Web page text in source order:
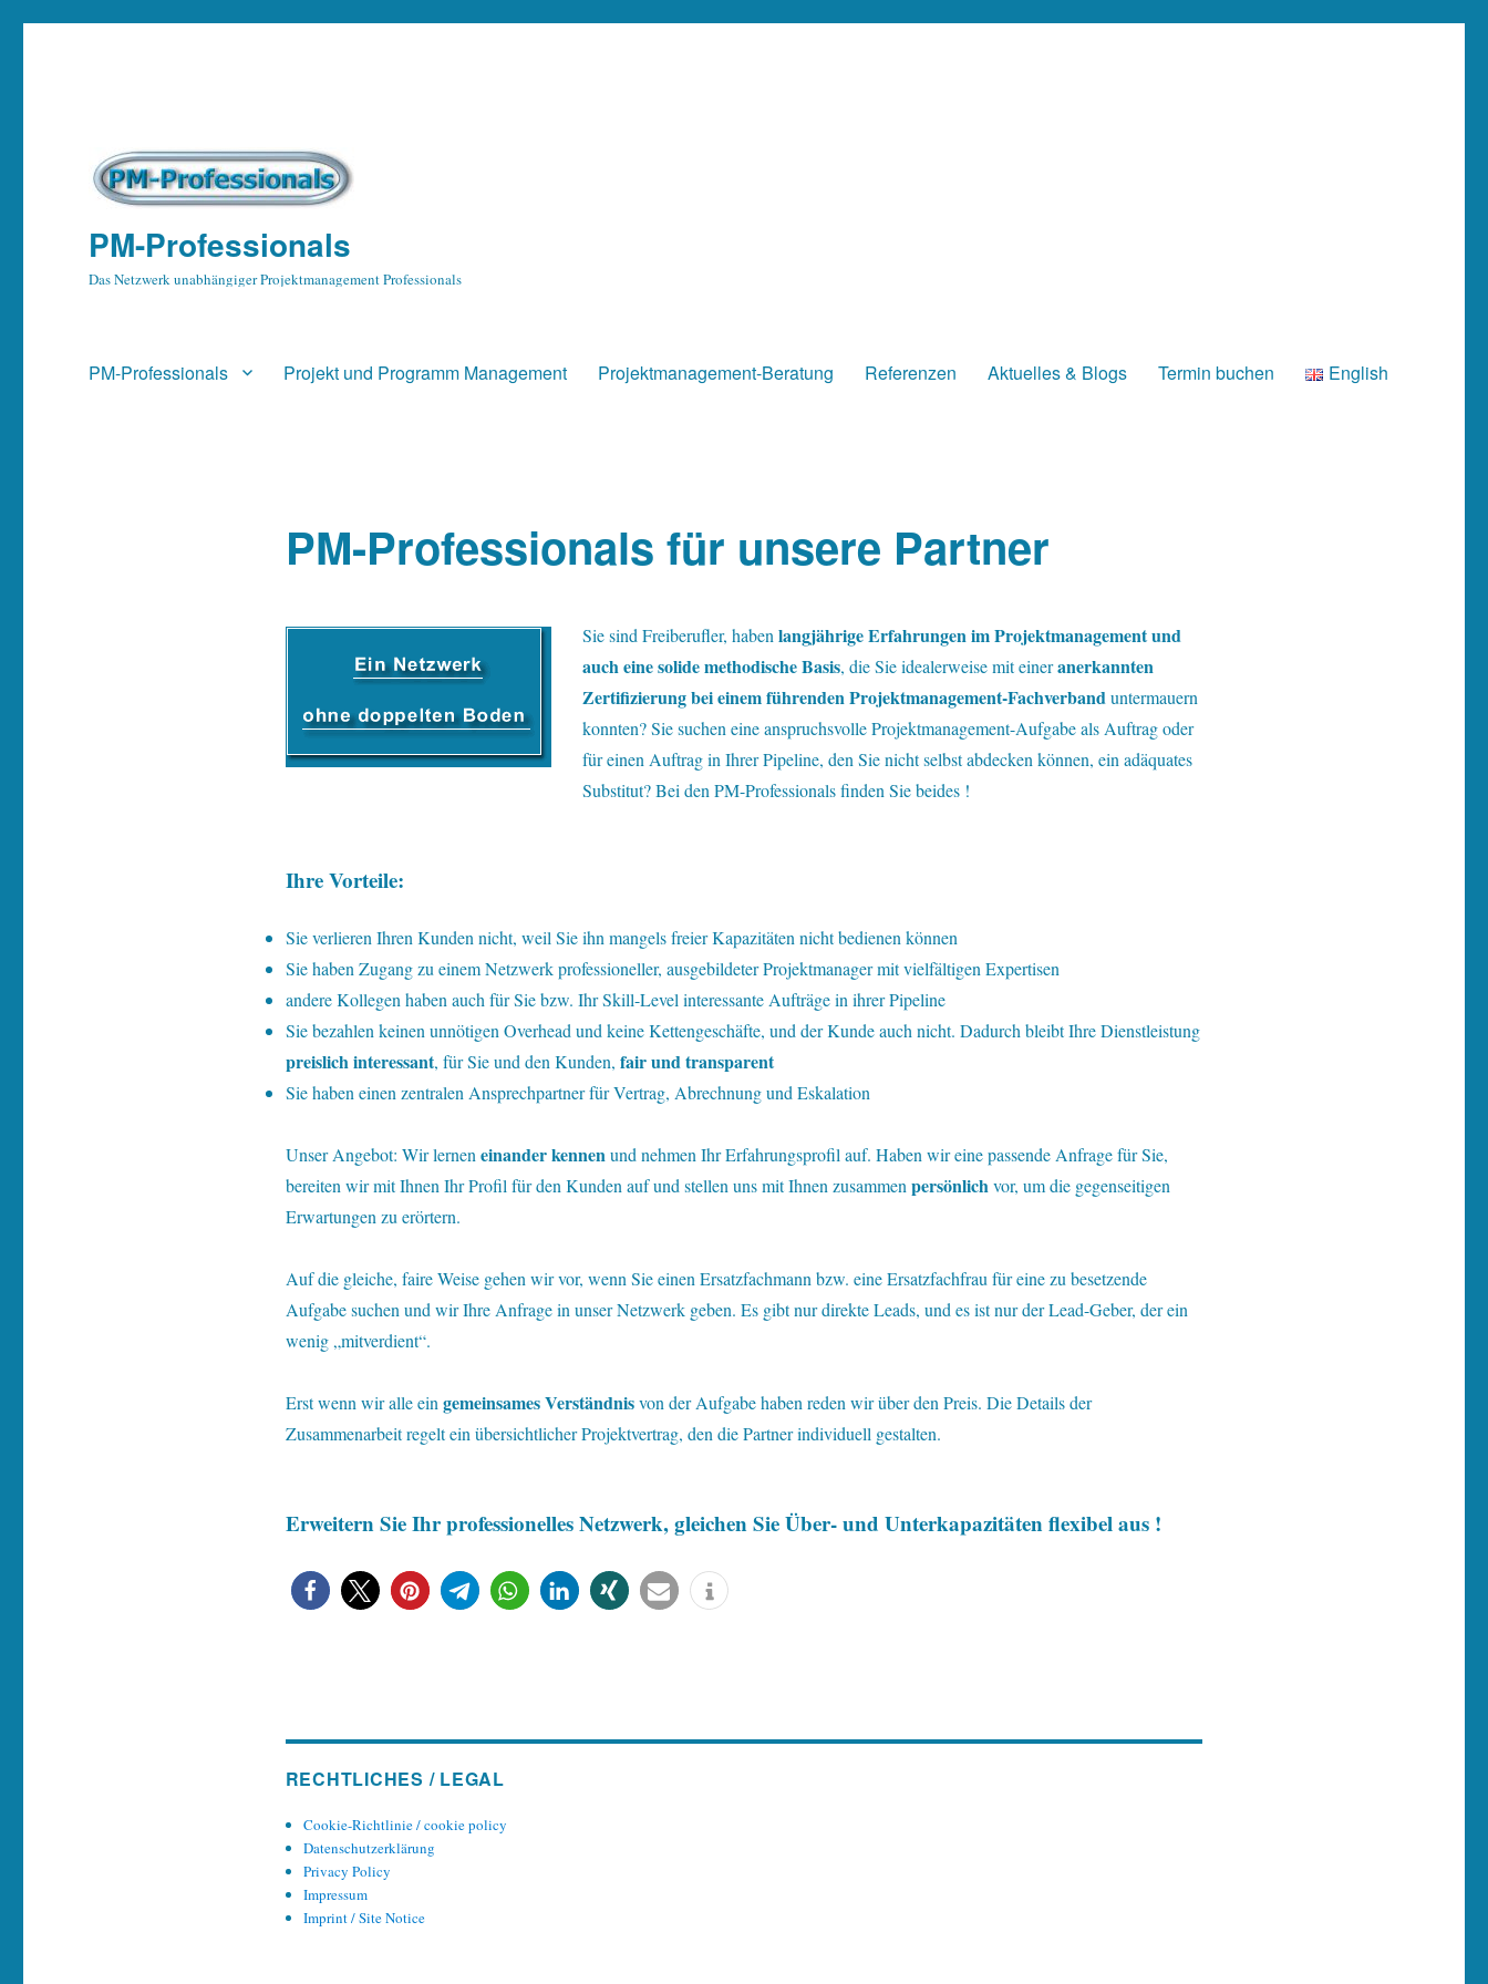
PM-Professionals
Das Netzwerk unabhängiger Projektmanagement Professionals
PM-Professionals Projekt und Programm Management Projektmanagement-Beratung Referenzen Aktuelles & Blogs Termin buchen English
PM-Professionals für unsere Partner
Sie sind Freiberufler, haben langjährige Erfahrungen im Projektmanagement und
auch eine solide methodische Basis, die Sie idealerweise mit eineranerkannten
Zertifizierung bei einem führenden Projektmanagement-Fachverband untermauern
konnten? Sie suchen eine anspruchsvolle Projektmanagement-Aufgabe als Auftrag oder
für einen Auftrag in Ihrer Pipeline, den Sie nicht selbst abdecken können, ein adäquates
Substitut? Bei den PM-Professionals finden Sie beides !
Ihre Vorteile:
Sie verlieren Ihren Kunden nicht, weil Sie ihn mangels freier Kapazitäten nicht bedienen können
Sie haben Zugang zu einem Netzwerk professioneller, ausgebildeter Projektmanager mit vielfältigen Expertisen
andere Kollegen haben auch für Sie bzw. Ihr Skill-Level interessante Aufträge in ihrer Pipeline
Sie bezahlen keinen unnötigen Overhead und keine Kettengeschäfte, und der Kunde auch nicht. Dadurch bleibt Ihre Dienstleistung
preislich interessant, für Sie und den Kunden, fair und transparent
Sie haben einen zentralen Ansprechpartner für Vertrag, Abrechnung und Eskalation
Unser Angebot: Wir lernen einander kennen und nehmen Ihr Erfahrungsprofil auf. Haben wir eine passende Anfrage für Sie,
bereiten wir mit Ihnen Ihr Profil für den Kunden auf und stellen uns mit Ihnen zusammen persönlich vor, um die gegenseitigen
Erwartungen zu erörtern.
Auf die gleiche, faire Weise gehen wir vor, wenn Sie einen Ersatzfachmann bzw. eine Ersatzfachfrau für eine zu besetzende
Aufgabe suchen und wir Ihre Anfrage in unser Netzwerk geben. Es gibt nur direkte Leads, und es ist nur der Lead-Geber, der ein
wenig „mitverdient“.
Erst wenn wir alle ein gemeinsames Verständnisvon der Aufgabe haben reden wir über den Preis. Die Details der
Zusammenarbeit regelt ein übersichtlicher Projektvertrag, den die Partner individuell gestalten.
Erweitern Sie Ihr professionelles Netzwerk, gleichen Sie Über- und Unterkapazitäten flexibel aus !
RECHTLICHES / LEGAL
Cookie-Richtlinie / cookie policy
Datenschutzerklärung
Privacy Policy
Impressum
Imprint / Site Notice